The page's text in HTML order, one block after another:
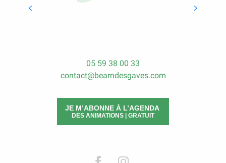
05 59 38 00 33
contact@bearndesgaves.com
JE M’ABONNE À L’AGENDA
DES ANIMATIONS | GRATUIT